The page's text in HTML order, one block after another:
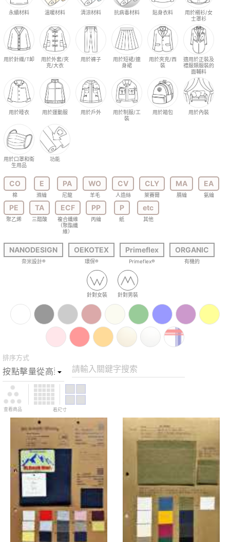
永續材料 溫暖材料 清涼材料 抗病毒材料 貼身衣料
用於襯衫/女
士罩衫
用於針織/T卹
用於外套/夾
克/大衣
用於褲子
用於短裙/連
身裙
用於夾克/西
裝
適用於正裝及
禮服類服裝的
面輔料
用於睡衣 用於運動服 用於戶外
用於制服/工
裝
用於箱包 用於內裝
用於口罩和衛
生用品
功能
CO
棉
E
滌綸
PA
尼龍
WO
羊毛
CV
人造絲
CLY
萊賽爾
MA
腈綸
EA
氨綸
PE
聚乙烯
TA
三醋酸
ECF
複合纖維
（聚酯纖
維）
PP
丙綸
P
紙
etc
其他
NANODESIGN
奈米設計®
OEKOTEX
環保®
Primeflex
Primeflex®
ORGANIC
有機的
針對女裝 針對男裝
排序方式
請輸入關鍵字搜索
查看商品 看尺寸